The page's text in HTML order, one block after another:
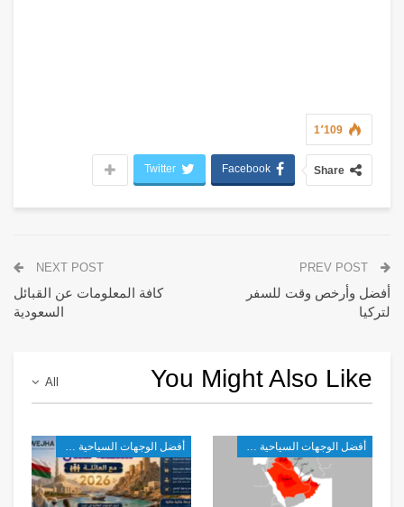
1٬109
Share
Facebook
Twitter
أفضل وأرخص وقت للسفر
لتركيا
NEXT POST
كافة المعلومات عن القبائل
السعودية
All You Might Also Like
أفضل الوجهات السياحية في غرب آسيا أفضل الوجهات السياحية في غرب آسيا